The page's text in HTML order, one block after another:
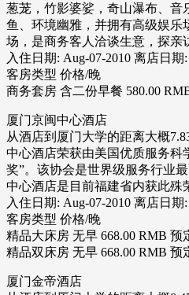
葱茏，竹影婆娑，奇山瀑布、音
鱼、环境幽雅，并拥有高级娱乐
场，是商务客人洽谈生意，探亲
入住日期: Aug-07-2010 离店日期
客房类型 价格/晚
商务套房 含二份早餐 580.00
厦门京闽中心酒店
从酒店到厦门大学的距离大概
中心酒店荣获由美国优质服务科
奖”。该协会是世界级服务行业
中心酒店是目前福建省内获此殊
入住日期: Aug-07-2010 离店日期
客房类型 价格/晚
精品大床房 无早 668.00 RMB 预
精品双床房 无早 668.00 RMB 预
厦门金帝酒店